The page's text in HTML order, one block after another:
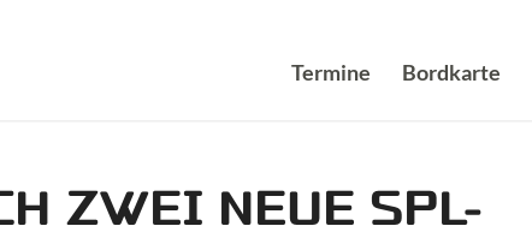
Termine Bordkarte
ZWEI NEUE SPL-